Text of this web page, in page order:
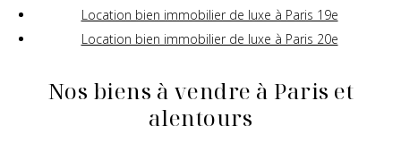
Location bien immobilier de luxe à Paris 19e
Location bien immobilier de luxe à Paris 20e
Nos biens à vendre à Paris et
alentours